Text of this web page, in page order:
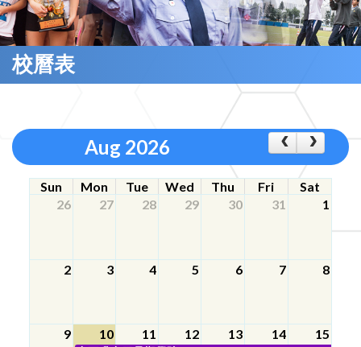
校曆表
Aug 2026
Sun Mon Tue Wed Thu Fri
Sat
26
27 28 29 30 31 1
2 3 4 5 6 7 8
9 10 11 12 13 14 15